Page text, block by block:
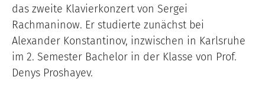
das zweite Klavierkonzert von Sergei
Rachmaninow. Er studierte zunächst bei
Alexander Konstantinov, inzwischen in Karlsruhe
im 2. Semester Bachelor in der Klasse von Prof.
Denys Proshayev.